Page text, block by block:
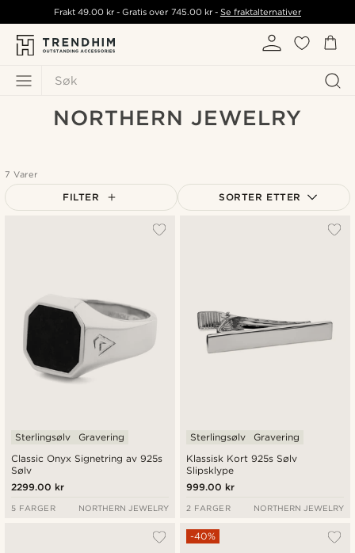
Søk
Frakt49.00 kr - Gratis over 745.00 kr- Se fraktalternativer
NORTHERN JEWELRY
7 Varer
FILTER SORTER ETTER
Classic Onyx Signetring av 925s
Sølv
Sterlingsølv Gravering
2299.00 kr
5 FARGER NORTHERN JEWELRY
Klassisk Kort 925s Sølv
Slipsklype
Sterlingsølv Gravering
999.00 kr
2 FARGER NORTHERN JEWELRY
-40%